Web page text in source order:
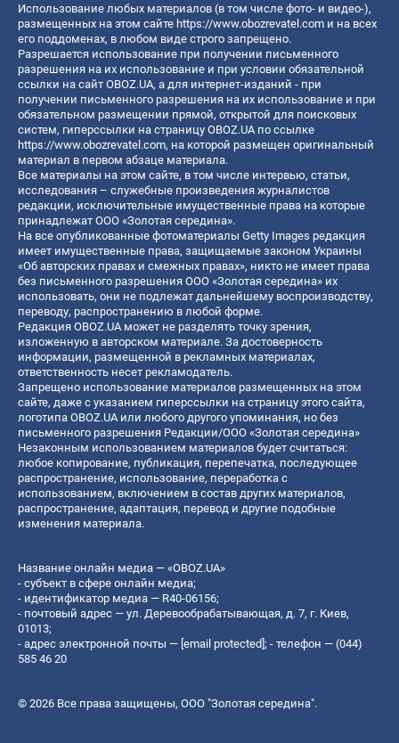
Использование любых материалов (в том числе фото- и видео-),
размещенных на этом сайте https://www.obozrevatel.com и на всех
его поддоменах, в любом виде строго запрещено.
Разрешается использование при получении письменного
разрешения на их использование и при условии обязательной
ссылки на сайт OBOZ.UA, а для интернет-изданий - при
получении письменного разрешения на их использование и при
обязательном размещении прямой, открытой для поисковых
систем, гиперссылки на страницу OBOZ.UA по ссылке
https://www.obozrevatel.com, на которой размещен оригинальный
материал в первом абзаце материала.
Все материалы на этом сайте, в том числе интервью, статьи,
исследования – служебные произведения журналистов
редакции, исключительные имущественные права на которые
принадлежат ООО «Золотая середина».
На все опубликованные фотоматериалы Getty Images редакция
имеет имущественные права, защищаемые законом Украины
«Об авторских правах и смежных правах», никто не имеет права
без письменного разрешения ООО «Золотая середина» их
использовать, они не подлежат дальнейшему воспроизводству,
переводу, распространению в любой форме.
Редакция OBOZ.UA может не разделять точку зрения,
изложенную в авторском материале. За достоверность
информации, размещенной в рекламных материалах,
ответственность несет рекламодатель.
Запрещено использование материалов размещенных на этом
сайте, даже с указанием гиперссылки на страницу этого сайта,
логотипа OBOZ.UA или любого другого упоминания, но без
письменного разрешения Редакции/ООО «Золотая середина»
Незаконным использованием материалов будет считаться:
любое копирование, публикация, перепечатка, последующее
распространение, использование, переработка с
использованием, включением в состав других материалов,
распространение, адаптация, перевод и другие подобные
изменения материала.
Название онлайн медиа — «OBOZ.UA»
- субъект в сфере онлайн медиа;
- идентификатор медиа — R40-06156;
- почтовый адрес — ул. Деревообрабатывающая, д. 7, г. Киев,
01013;
- адрес электронной почты — [email protected]; - телефон — (044)
585 46 20
© 2026 Все права защищены, ООО "Золотая середина".